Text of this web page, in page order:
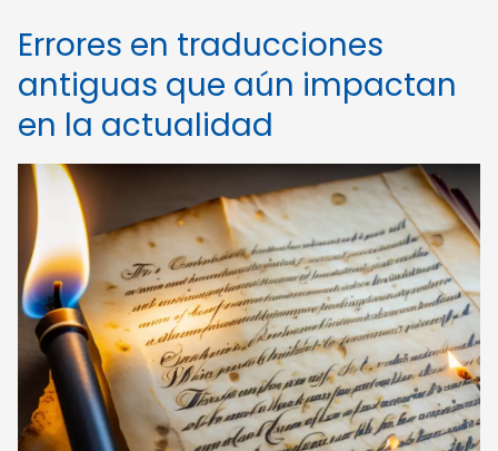
Errores en traducciones
antiguas que aún impactan
en la actualidad